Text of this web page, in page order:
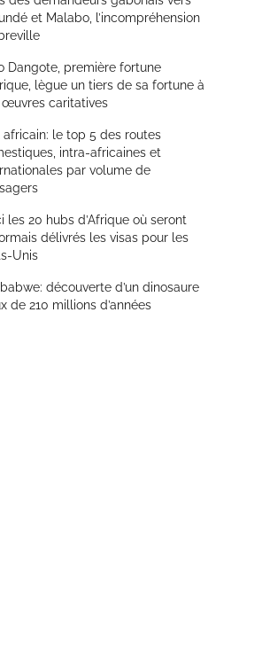
et Malabo, l’incompréhension
Dangote, première fortune
lègue un tiers de sa fortune à
œuvres caritatives
africain: le top 5 des routes
intra-africaines et
par volume de
les 20 hubs d’Afrique où seront
délivrés les visas pour les
Unis
découverte d’un dinosaure
de 210 millions d’années